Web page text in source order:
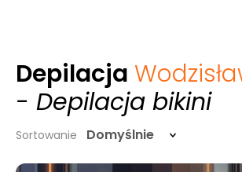
Depilacja
- Depilacja bikini
Sortowanie Domyślnie